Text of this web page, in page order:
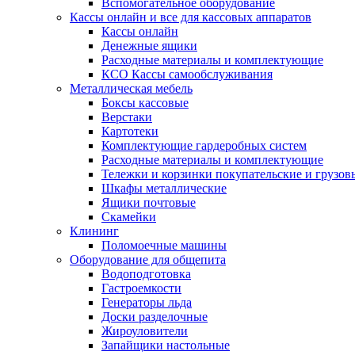
Вспомогательное оборудование
Кассы онлайн и все для кассовых аппаратов
Кассы онлайн
Денежные ящики
Расходные материалы и комплектующие
КСО Кассы самообслуживания
Металлическая мебель
Боксы кассовые
Верстаки
Картотеки
Комплектующие гардеробных систем
Расходные материалы и комплектующие
Тележки и корзинки покупательские и
Шкафы металлические
Ящики почтовые
Скамейки
Клининг
Поломоечные машины
Оборудование для общепита
Водоподготовка
Гастроемкости
Генераторы льда
Доски разделочные
Жироуловители
Запайщики настольные